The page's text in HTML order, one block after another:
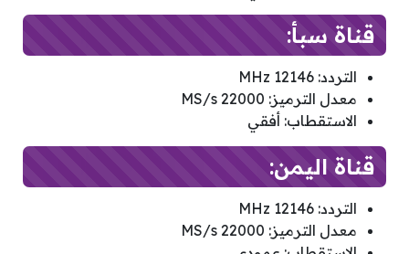
قناة سبأ:
التردد: 12146 MHz
معدل الترميز: 22000 MS/s
الاستقطاب: أفقي
قناة اليمن:
التردد: 12146 MHz
معدل الترميز: 22000 MS/s